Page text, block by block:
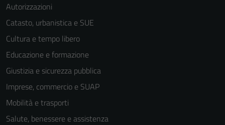
Autorizzazioni
Catasto, urbanistica e SUE
Cultura e tempo libero
Educazione e formazione
Giustizia e sicurezza pubblica
Imprese, commercio e SUAP
Mobilità e trasporti
Salute, benessere e assistenza